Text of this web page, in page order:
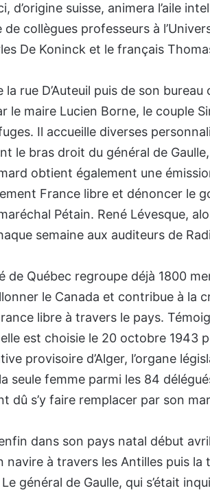
d’origine suisse, animera l’aile
collègues professeurs à
De Koninck et le français
la rue D’Auteuil puis de son
maire Lucien Borne, le couple
Il accueille diverses
le bras droit du général de
obtient également une
France libre et dénoncer le
Pétain. René Lévesque,
semaine aux auditeurs de
de Québec regroupe déjà 1800
le Canada et contribue à la
libre à travers le pays.
est choisie le 20 octobre 1943
provisoire d’Alger, l’organe
seule femme parmi les 84
dû s’y faire remplacer par son
dans son pays natal début
à travers les Antilles puis la
général de Gaulle, qui s’était